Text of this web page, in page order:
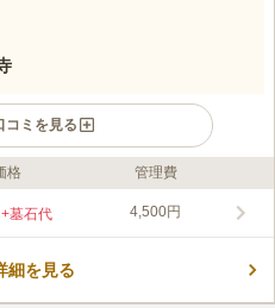
コミを見る
眼一切経」を収蔵している宝蔵院の
されました。 区画は1聖地（0.81㎡）
格 管理費
+墓石代 4,500円
細を見る